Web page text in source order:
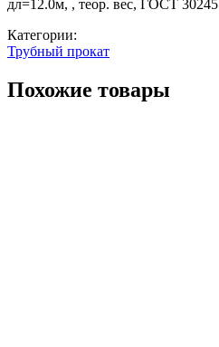
дл=12.0м, , теор. вес, ГОСТ 30245
Категории:
Трубный прокат
Похожие товары